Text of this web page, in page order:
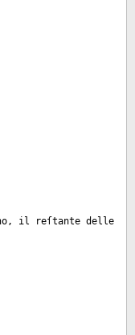
il reſtante delle